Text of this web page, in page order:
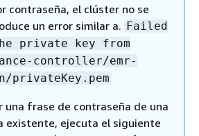
contraseña, el clúster no se
un error similar a. Failed
private key from
controller/emr-
privateKey.pem
una frase de contraseña de una
existente, ejecuta el siguiente